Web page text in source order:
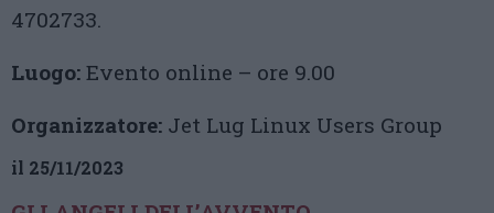
4702733.
Luogo: Evento online – ore 9.00
Organizzatore: Jet Lug Linux Users Group
il 25/11/2023